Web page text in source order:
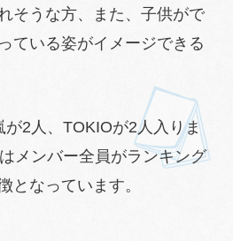
そうな方、また、子供がで
ている姿がイメージできる
が2人、TOKIOが2人入りま
メンバー全員がランキング
となっています。